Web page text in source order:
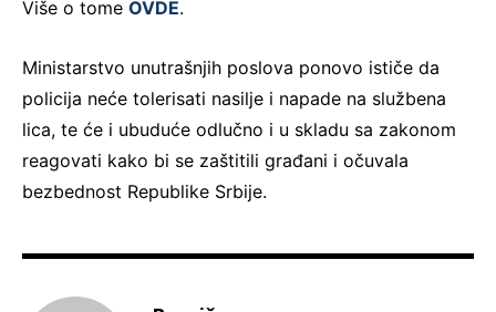
Više o tome OVDE.
Ministarstvo unutrašnjih poslova ponovo ističe da
policija neće tolerisati nasilјe i napade na službena
lica, te će i ubuduće odlučno i u skladu sa zakonom
reagovati kako bi se zaštitili građani i očuvala
bezbednost Republike Srbije.